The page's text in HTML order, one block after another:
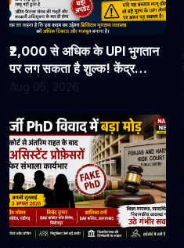
₹2,000 से अधिक के UPI भुगतान
पर लग सकता है शुल्क! केंद्र
सरकार ने संसद में पेश किया नया
Aug 05, 2026